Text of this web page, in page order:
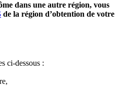
dans une autre région, vous
de la région d’obtention de votre
ci-dessous :